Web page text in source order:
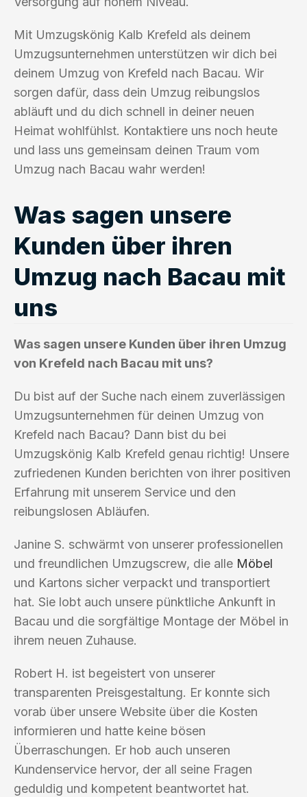
Mit Umzugskönig Kalb Krefeld als deinem
Umzugsunternehmen unterstützen wir dich bei
deinem Umzug von Krefeld nach Bacau. Wir
sorgen dafür, dass dein Umzug reibungslos
abläuft und du dich schnell in deiner neuen
Heimat wohlfühlst. Kontaktiere uns noch heute
und lass uns gemeinsam deinen Traum vom
Umzug nach Bacau wahr werden!
Was sagen unsere
Kunden über ihren
Umzug nach Bacau mit
uns
Was sagen unsere Kunden über ihren Umzug
von Krefeld nach Bacau mit uns?
Du bist auf der Suche nach einem zuverlässigen
Umzugsunternehmen für deinen Umzug von
Krefeld nach Bacau? Dann bist du bei
Umzugskönig Kalb Krefeld genau richtig! Unsere
zufriedenen Kunden berichten von ihrer positiven
Erfahrung mit unserem Service und den
reibungslosen Abläufen.
Janine S. schwärmt von unserer professionellen
und freundlichen Umzugscrew, die alle Möbel
und Kartons sicher verpackt und transportiert
hat. Sie lobt auch unsere pünktliche Ankunft in
Bacau und die sorgfältige Montage der Möbel in
ihrem neuen Zuhause.
Robert H. ist begeistert von unserer
transparenten Preisgestaltung. Er konnte sich
vorab über unsere Website über die Kosten
informieren und hatte keine bösen
Überraschungen. Er hob auch unseren
Kundenservice hervor, der all seine Fragen
geduldig und kompetent beantwortet hat.